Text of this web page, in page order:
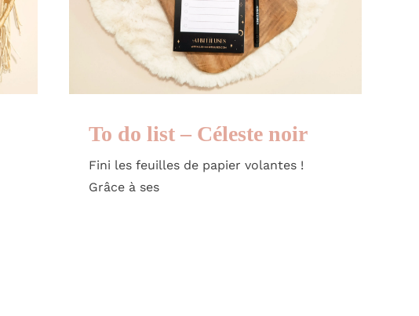
To do list – Céleste noir
Fini les feuilles de papier volantes !
Grâce à ses